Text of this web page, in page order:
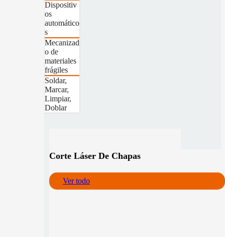
Dispositiv
os
automático
s
Mecanizad
o de
materiales
frágiles
Soldar,
Marcar,
Limpiar,
Doblar
Corte Láser De Chapas
Ver todo